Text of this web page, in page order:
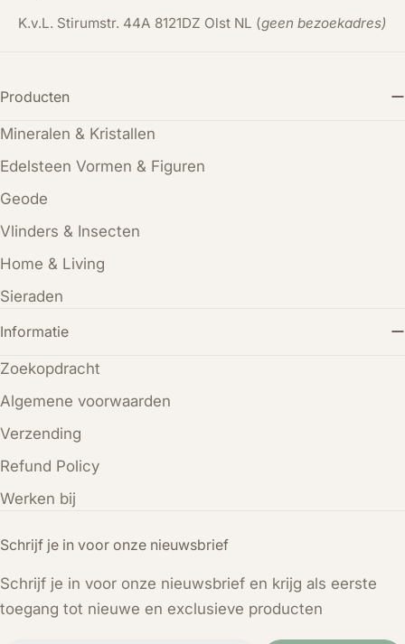
K.v.L. Stirumstr. 44A 8121DZ Olst NL (geen bezoekadres)
Schrijf je in voor onze nieuwsbrief
Schrijf je in voor onze nieuwsbrief en krijg als eerste
toegang tot nieuwe en exclusieve producten
Producten
Mineralen & Kristallen
Edelsteen Vormen & Figuren
Geode
Vlinders & Insecten
Home & Living
Sieraden
Informatie
Zoekopdracht
Algemene voorwaarden
Verzending
Refund Policy
Werken bij